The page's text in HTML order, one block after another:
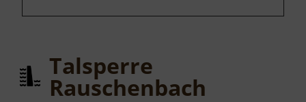
Talsperre
Rauschenbach